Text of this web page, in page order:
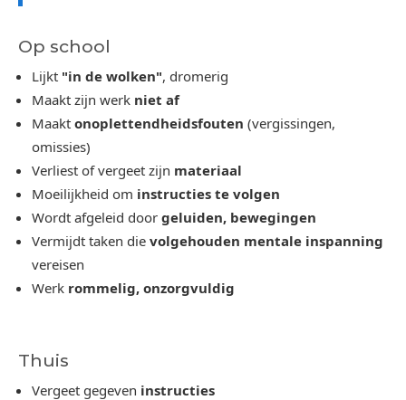
Op school
Lijkt "in de wolken", dromerig
Maakt zijn werk niet af
Maakt onoplettendheidsfouten (vergissingen,
omissies)
Verliest of vergeet zijn materiaal
Moeilijkheid om instructies te volgen
Wordt afgeleid door geluiden, bewegingen
Vermijdt taken die volgehouden mentale inspanning
vereisen
Werk rommelig, onzorgvuldig
Thuis
Vergeet gegeven instructies